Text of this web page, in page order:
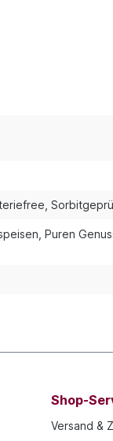
,
, Puren
Shop-
Versand &